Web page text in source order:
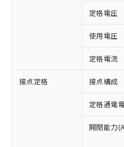
定格電圧
使用電圧
定格電流
接点定格 接点構成
定格通電
開閉能力
ご利用条件
以下の条件をお読
ご利用ください。
本サービスは
商品の当社在
(税抜)を提供
当社制御機
対応予定：EU
有に対応した製品
対応予定なし：EU
非含有に非対応の
調査・確認中：EU
非含有の対応状況
非該当品：ライセ
害物質有無と関係
仕入先様の事情に
「○」：最大均質
基準値以下である
「×」：最大均質